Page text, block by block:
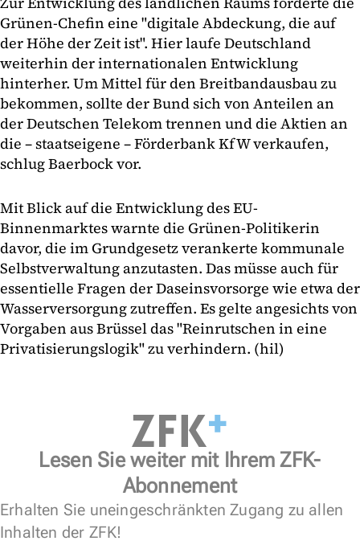
Grünen-Chefin eine "digitale Abdeckung, die auf
der Höhe der Zeit ist". Hier laufe Deutschland
weiterhin der internationalen Entwicklung
hinterher. Um Mittel für den Breitbandausbau zu
bekommen, sollte der Bund sich von Anteilen an
der Deutschen Telekom trennen und die Aktien an
die – staatseigene – Förderbank KfW verkaufen,
schlug Baerbock vor.
Mit Blick auf die Entwicklung des EU-
Binnenmarktes warnte die Grünen-Politikerin
davor, die im Grundgesetz verankerte kommunale
Selbstverwaltung anzutasten. Das müsse auch für
essentielle Fragen der Daseinsvorsorge wie etwa der
Wasserversorgung zutreffen. Es gelte angesichts von
Vorgaben aus Brüssel das "Reinrutschen in eine
Privatisierungslogik" zu verhindern. (hil)
Lesen Sie weiter mit Ihrem ZFK-
Abonnement
Erhalten Sie uneingeschränkten Zugang zu allen
Inhalten der ZFK!